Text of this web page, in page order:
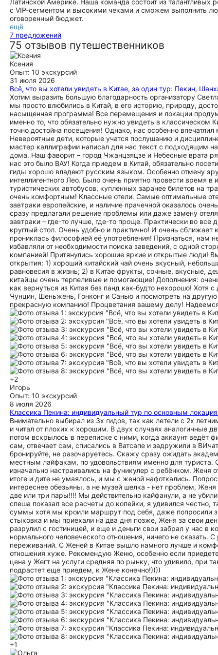
Латинской Америке. Наша команда состоит из талантливых
с VIP-сегментом и высокими чеками и сможем выполнить
оговоренный бюджет.
ещё
7 предложений
75 отзывов путешественников
Ксения
Опыт: 10 экскурсий
31 июля 2026
Всё, что вы хотели увидеть в Китае, за один тур: Пекин,
Хотим выразить большую благодарность организатору
мы просто влюбились в Китай, в его историю, природу,
насыщенная программа! Все перемещения и локации
именно то, что обязательно нужно увидеть в
точно достойна посещения! Однако, нас особенно
Невероятные дети, которые учатся послушанию и
мастер каллиграфии написал для нас текст с подходящим
дома. Наш фаворит – город Чжанцзяцзе и Небесные врата
нас это было ВАУ! Когда приедем в Китай, обязательно
гиды хорошо владеют русским языком. Особенно отмечу
интеллигентного Лео. Было очень приятно провести время
туристических автобусов, купленных заранее билетов на
очень комфортным! Классные отели. Самые оптимальные
завтраки европейские, и наличие прачечной оказалось
сразу предлагали решение проблемы или даже замену
завтраки – где-то лучше, где-то проще. Практически во
круглый стол. Очень удобно и практично! И очень
прониклась философией её употребления! Признаться,
избавляли от необходимости поиска заведений, с одной
компанией! Притянулись хорошие яркие и открытые люди!
открытия: 1) хороший китайский чай очень вкусный,
равновесия в жизнь; 2) в Китае фрукты, сочные, вкусные,
китайцы очень терпеливые и помогающие! Дополнения:
как вернуться из Китая без панд как-будто нехорошо! Хотя
Чунцин, Шеньжень, Гонконг и Санью и посмотреть на
прекрасную компанию! Процветания вашему делу!
+2
Игорь
Опыт: 10 экскурсий
8 июля 2026
Классика Пекина: индивидуальный тур по основным
Внимательно выбирал из 3х гидов, так как летели с 2х
и читал от плохих к хорошим. В двух случаях аналогичные
потом вскрылось в переписке с ними, когда аккаунт ведёт
сам, отвечает сам, списались в Ватсапе и задружили в
бронируйте, не разочаруетесь. Скажу сразу ожидать
местным лайфакам, по удовольствиям именно для туриста.
изначально настраивались на фуникулер с ребёнком. Женя
итоге и дите не умаялось, и мы с женой нафоткались.
интереснее обезьяны, а не музей шелка - нет проблем,
две или три пары!!!! Мы действительно кайфанули, а не
спеша показал все расчеты до копейки, я удивился честно,
суммы хотя мы кроили маршрут под себя, даже попросили
стыковка и мы приехали на два дня позже, Женя за свои
разрулил с гостиницей, и еще и деньги свои забрал у нас в
нормального человеческого отношения, ничего не
переживаний. С Женей в Китае вышло намного лучше и
отношения хуже. Рекомендую Женю, особенно если
цена у Жегт на услуги средняя по рынку, что удивило, при
подрастет еще приедем, к Жене конечно!))))
+1